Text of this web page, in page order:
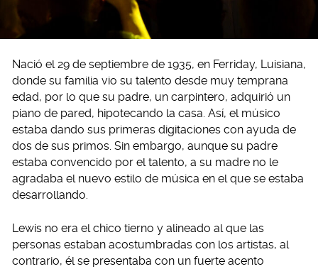
Nació el 29 de septiembre de 1935, en Ferriday, Luisiana,
donde su familia vio su talento desde muy temprana
edad, por lo que su padre, un carpintero, adquirió un
piano de pared, hipotecando la casa. Así, el músico
estaba dando sus primeras digitaciones con ayuda de
dos de sus primos. Sin embargo, aunque su padre
estaba convencido por el talento, a su madre no le
agradaba el nuevo estilo de música en el que se estaba
desarrollando.
Lewis no era el chico tierno y alineado al que las
personas estaban acostumbradas con los artistas, al
contrario, él se presentaba con un fuerte acento